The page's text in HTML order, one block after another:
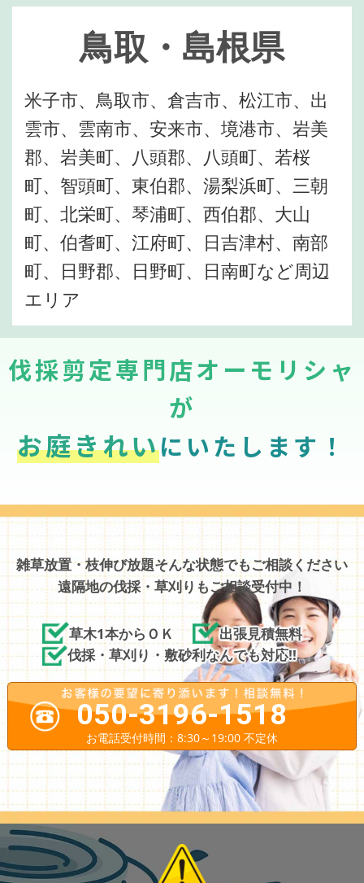
鳥取・島根県
米子市、鳥取市、倉吉市、松江市、出
雲市、雲南市、安来市、境港市、岩美
郡、岩美町、八頭郡、八頭町、若桜
町、智頭町、東伯郡、湯梨浜町、三朝
町、北栄町、琴浦町、西伯郡、大山
町、伯耆町、江府町、日吉津村、南部
町、日野郡、日野町、日南町など周辺
エリア
伐採剪定専門店オーモリシャ
が
お庭きれいにいたします！
雑草放置・枝伸び放題そんな状態でもご相談ください
遠隔地の伐採・草刈りもご相談受付中！
草木1本からＯＫ
出張見積無料
伐採・草刈り・敷砂利なんでも対応!!
050-3196-1518
お電話受付時間：8:30～19:00 不定休